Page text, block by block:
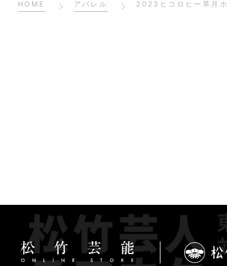
HOME アパレル 2023ヒコロヒー草月